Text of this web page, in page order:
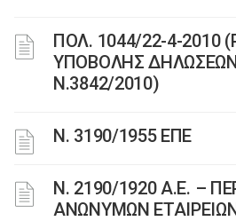
ΠΟΛ. 1044/22-4-2010
ΥΠΟΒΟΛΗΣ
Ν.3842/2010)
Ν. 3190/1955 ΕΠΕ
Ν. 2190/1920 Α.Ε. –
ΑΝΩΝΥΜΩΝ